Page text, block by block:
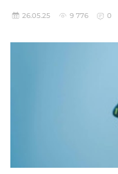
26.05.25 9 776 0